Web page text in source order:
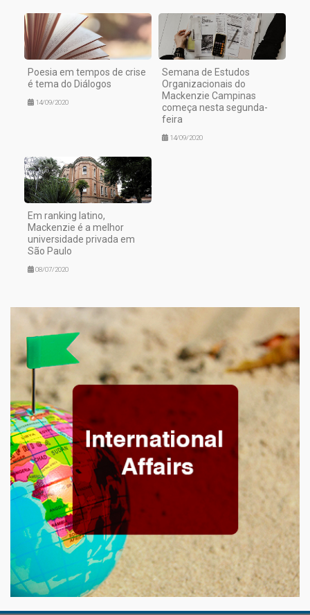
Poesia em tempos de crise
é tema do Diálogos
14/09/2020
Semana de Estudos
Organizacionais do
Mackenzie Campinas
começa nesta segunda-
feira
14/09/2020
Em ranking latino,
Mackenzie é a melhor
universidade privada em
São Paulo
08/07/2020